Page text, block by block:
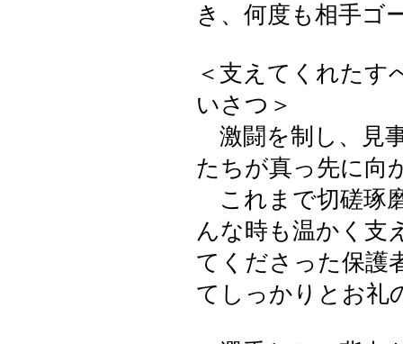
き、何度も相手ゴ
＜支えてくれたす
いさつ＞
激闘を制し、見
たちが真っ先に向
これまで切磋琢
んな時も温かく支
てくださった保護
てしっかりとお礼